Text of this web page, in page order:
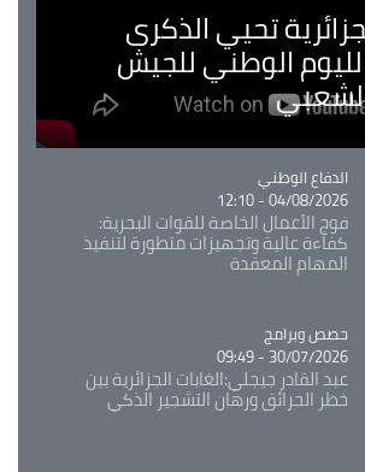
تحيي الذكرى
الوطني للجيش
Catégorie
الدفاع الوطني
04/08/2026 - 12:10
فوج الأعمال الخاصة للقوات البحرية:
كفاءة عالية وتجهيزات متطورة لتنفيذ
المهام المعقدة
Catégorie
حصص وبرامج
30/07/2026 - 09:49
عبد القادر جيجلي:الغابات الجزائرية بين
خطر الحرائق ورهان التشجير الذكي